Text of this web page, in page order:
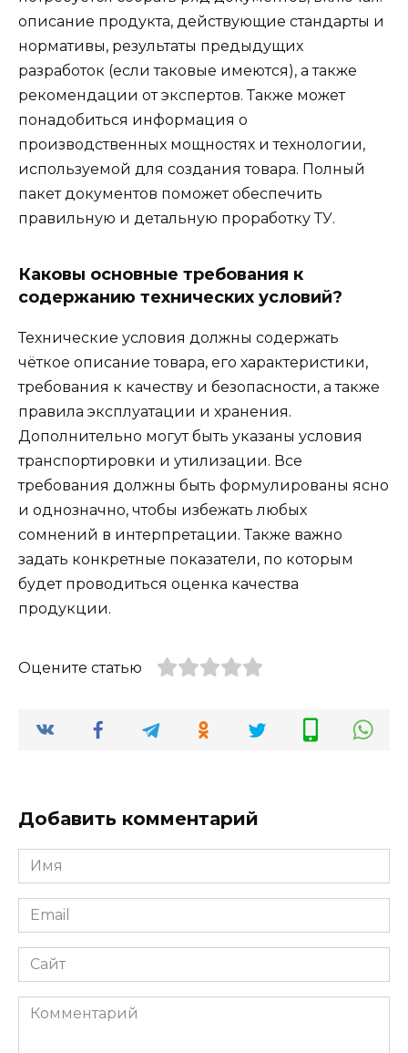
описание продукта, действующие стандарты и
нормативы, результаты предыдущих
разработок (если таковые имеются), а также
рекомендации от экспертов. Также может
понадобиться информация о
производственных мощностях и технологии,
используемой для создания товара. Полный
пакет документов поможет обеспечить
правильную и детальную проработку ТУ.
Каковы основные требования к
содержанию технических условий?
Технические условия должны содержать
чёткое описание товара, его характеристики,
требования к качеству и безопасности, а также
правила эксплуатации и хранения.
Дополнительно могут быть указаны условия
транспортировки и утилизации. Все
требования должны быть формулированы ясно
и однозначно, чтобы избежать любых
сомнений в интерпретации. Также важно
задать конкретные показатели, по которым
будет проводиться оценка качества
продукции.
Оцените статью
Добавить комментарий
Имя
*
Email
*
Сайт
Комментарий